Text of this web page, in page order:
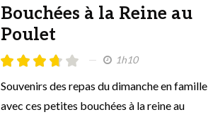
Bouchées à la Reine au
Poulet
1h10
Souvenirs des repas du dimanche en famille
avec ces petites bouchées à la reine au